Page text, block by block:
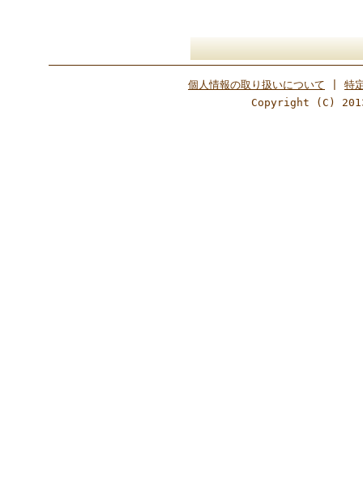
個人情報の取り扱いについて
特
Copyright (C) 2013